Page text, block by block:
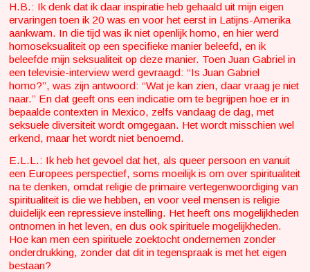
H.B.: Ik denk dat ik daar inspiratie heb gehaald uit mijn eigen
ervaringen toen ik 20 was en voor het eerst in Latijns-Amerika
aankwam. In die tijd was ik niet openlijk homo, en hier werd
homoseksualiteit op een specifieke manier beleefd, en ik
beleefde mijn seksualiteit op deze manier. Toen Juan Gabriel in
een televisie-interview werd gevraagd: “Is Juan Gabriel
homo?”, was zijn antwoord: “Wat je kan zien, daar vraag je niet
naar.” En dat geeft ons een indicatie om te begrijpen hoe er in
bepaalde contexten in Mexico, zelfs vandaag de dag, met
seksuele diversiteit wordt omgegaan. Het wordt misschien wel
erkend, maar het wordt niet benoemd.
E.L.L.: Ik heb het gevoel dat het, als queer persoon en vanuit
een Europees perspectief, soms moeilijk is om over spiritualiteit
na te denken, omdat religie de primaire vertegenwoordiging van
spiritualiteit is die we hebben, en voor veel mensen is religie
duidelijk een repressieve instelling. Het heeft ons mogelijkheden
ontnomen in het leven, en dus ook spirituele mogelijkheden.
Hoe kan men een spirituele zoektocht ondernemen zonder
onderdrukking, zonder dat dit in tegenspraak is met het eigen
bestaan?